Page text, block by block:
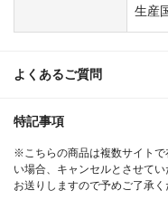
生産
よくあるご質問
特記事項
※こちらの商品は複数サイトで
い場合、キャンセルとさせて
お送りしますので予めご了承く